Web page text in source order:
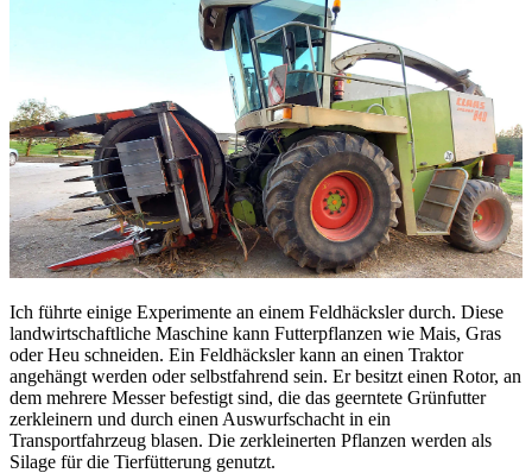
Ich führte einige Experimente an einem Feldhäcksler durch. Diese
landwirtschaftliche Maschine kann Futterpflanzen wie Mais, Gras
oder Heu schneiden. Ein Feldhäcksler kann an einen Traktor
angehängt werden oder selbstfahrend sein. Er besitzt einen Rotor, an
dem mehrere Messer befestigt sind, die das geerntete Grünfutter
zerkleinern und durch einen Auswurfschacht in ein
Transportfahrzeug blasen. Die zerkleinerten Pflanzen werden als
Silage für die Tierfütterung genutzt.